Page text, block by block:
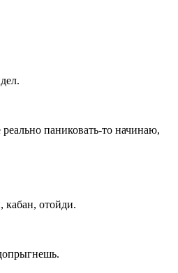
паниковать-то начинаю,
кабан, отойди.